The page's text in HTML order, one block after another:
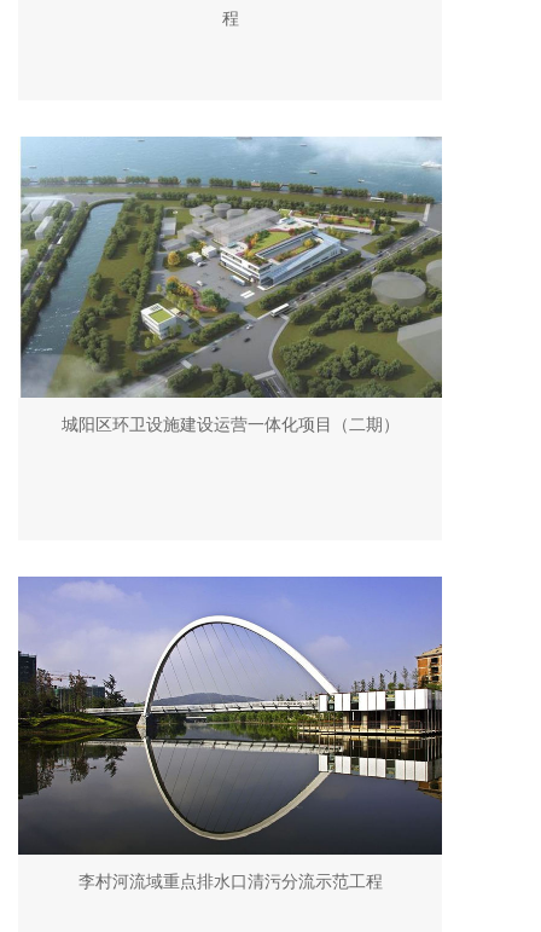
程
城阳区环卫设施建设运营一体化项目（二期）
李村河流域重点排水口清污分流示范工程